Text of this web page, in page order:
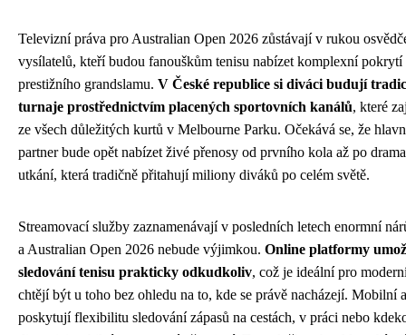
Televizní práva pro Australian Open 2026 zůstávají v rukou
vysílatelů, kteří budou fanouškům tenisu nabízet komplexní pokrytí
prestižního grandslamu. V České republice si diváci budují
turnaje prostřednictvím placených sportovních kanálů, které
ze všech důležitých kurtů v Melbourne Parku. Očekává se, že
partner bude opět nabízet živé přenosy od prvního kola až po
utkání, která tradičně přitahují miliony diváků po celém světě.
Streamovací služby zaznamenávají v posledních letech enormní
a Australian Open 2026 nebude výjimkou. Online platformy
sledování tenisu prakticky odkudkoliv, což je ideální pro
chtějí být u toho bez ohledu na to, kde se právě nacházejí. Mobilní
poskytují flexibilitu sledování zápasů na cestách, v práci nebo